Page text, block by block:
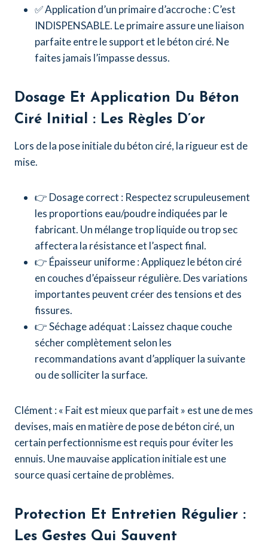
✅ Application d’un primaire d’accroche : C’est
INDISPENSABLE. Le primaire assure une liaison
parfaite entre le support et le béton ciré. Ne
faites jamais l’impasse dessus.
Dosage Et Application Du Béton
Ciré Initial : Les Règles D’or
Lors de la pose initiale du béton ciré, la rigueur est de
mise.
👉 Dosage correct : Respectez scrupuleusement
les proportions eau/poudre indiquées par le
fabricant. Un mélange trop liquide ou trop sec
affectera la résistance et l’aspect final.
👉 Épaisseur uniforme : Appliquez le béton ciré
en couches d’épaisseur régulière. Des variations
importantes peuvent créer des tensions et des
fissures.
👉 Séchage adéquat : Laissez chaque couche
sécher complètement selon les
recommandations avant d’appliquer la suivante
ou de solliciter la surface.
Clément : « Fait est mieux que parfait » est une de mes
devises, mais en matière de pose de béton ciré, un
certain perfectionnisme est requis pour éviter les
ennuis. Une mauvaise application initiale est une
source quasi certaine de problèmes.
Protection Et Entretien Régulier :
Les Gestes Qui Sauvent